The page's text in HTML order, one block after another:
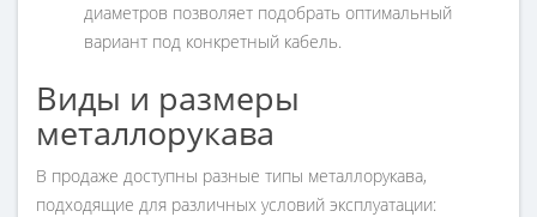
диаметров позволяет подобрать оптимальный
вариант под конкретный кабель.
Виды и размеры
металлорукава
В продаже доступны разные типы металлорукава,
подходящие для различных условий эксплуатации: